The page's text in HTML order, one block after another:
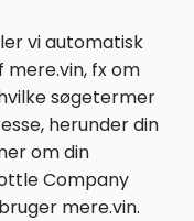
vi automatisk
mere.vin, fx om
søgetermer
herunder din
om din
Company
mere.vin.